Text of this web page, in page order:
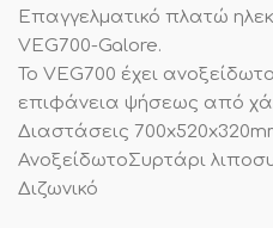
Επαγγελματικό πλατώ
VEG700-Galore.
To VEG700 έχει
επιφάνεια ψήσεως από
Διαστάσεις
ΑνοξείδωτοΣυρτάρι
Διζωνικό